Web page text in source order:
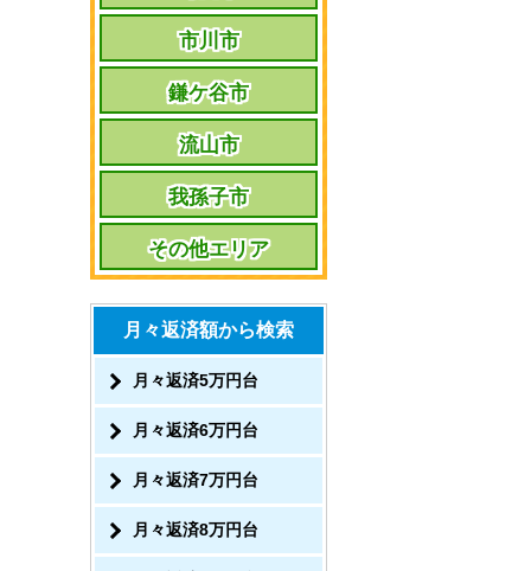
市川市
鎌ケ谷市
流山市
我孫子市
その他エリア
月々返済額から検索
月々返済5万円台
月々返済6万円台
月々返済7万円台
月々返済8万円台